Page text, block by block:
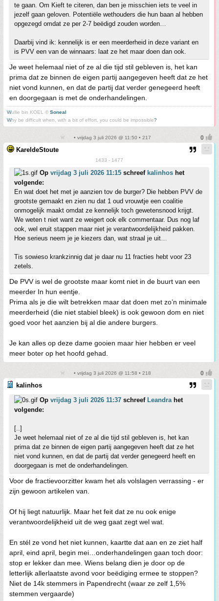
te gaan. Om Kieft te citeren, dan ben je misschien iets te veel in
jezelf gaan geloven. Potentiële wethouders die hun baan al hebben
opgezegd omdat ze per 2-7 beëdigd zouden worden…
Daarbij vind ik: kennelijk is er een meerderheid in deze variant en
is PVV een van de winnaars: laat ze het maar doen dan ook.
Je weet helemaal niet of ze al die tijd stil gebleven is, het kan
prima dat ze binnen de eigen partij aangegeven heeft dat ze het
niet vond kunnen, en dat de partij dat verder genegeerd heeft
en doorgegaan is met de onderhandelingen.
Wullie bin KOEL © Soneal
Why be difficult when, with a bit of effort, you could be impossible?
• vrijdag 3 juli 2026 @ 11:50 • 217
KareldeStoute
1433 - 1477
Op vrijdag 3 juli 2026 11:15 schreef kalinhos het
volgende:
En wat doet het met je aanzien tov de burger? Die hebben PVV de
grootste gemaakt en zien nu dat 1 oud vrouwtje een coalitie
onmogelijk maakt omdat ze kennelijk toch gewetensnood krijgt.
We weten t niet want ze weigert ook elk commentaar. Dus nog laf
ook, wel eruit stappen maar niet je verantwoordelijkheid pakken.
Hoe serieus neem je je kiezers dan, wat straal je uit…
Tis sowieso krankzinnig dat je daar nu 11 fracties hebt voor 23
zetels.
De PVV is wel de grootste maar komt niet in de buurt van een
meerder In hun eentje.
Prima als je die wilt betrekken maar dat doen met zo’n minimale
meerderheid (die niet stabiel bleek) is ook gewoon dom en niet
goed voor het aanzien bij al die andere burgers.
Je kan alles op deze dame gooien maar hier hebben er veel
meer boter op het hoofd gehad.
• vrijdag 3 juli 2026 @ 11:58 • 218
kalinhos
Op vrijdag 3 juli 2026 11:37 schreef Leandrahet
volgende:
[..]
Je weet helemaal niet of ze al die tijd stil gebleven is, het kan
prima dat ze binnen de eigen partij aangegeven heeft dat ze het
niet vond kunnen, en dat de partij dat verder genegeerd heeft en
doorgegaan is met de onderhandelingen.
Voor de fractievoorzitter kwam het als volslagen verrassing - er
zijn gewoon artikelen van.
Of hij liegt natuurlijk. Maar het feit dat ze nu ook enige
verantwoordelijkheid uit de weg gaat zegt wel wat.
En stél ze vond het niet kunnen, kaartte dat aan en ze ziet half
april, eind april, begin mei…onderhandelingen gaan toch door:
stop er lekker dan mee. Wiens belang dien je door op de
letterlijk allerlaatste avond voor beëdiging ermee te stoppen?
Niet de 14k stemmers in Papendrecht (waar ze zelf 1,5%
stemmen vergaarde)